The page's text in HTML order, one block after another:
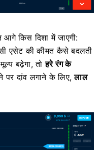
किस दिशा में जाएगी:
एसेट की कीमत कैसे बदलती
बढ़ेगा, तोहरे रंग के
दांव लगाने के लिए,लाल